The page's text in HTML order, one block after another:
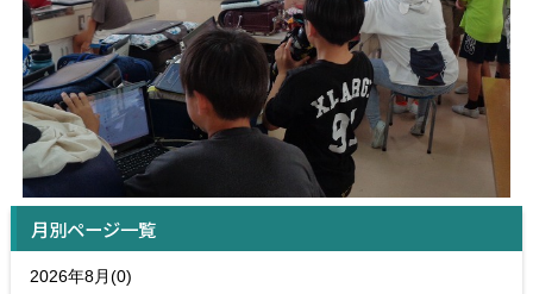
月別ページ一覧
2026年8月(0)